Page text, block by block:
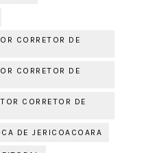
CORRETOR DE
CORRETOR DE
CORRETOR DE
DE JERICOACOARA